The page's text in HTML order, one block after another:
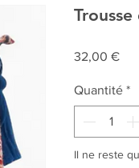
32,00 €Prix
Quantité *
Il ne reste